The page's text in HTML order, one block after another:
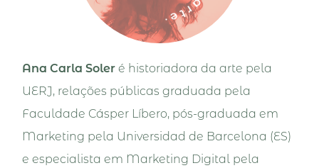
Ana Carla Soler é historiadora da arte pela
UERJ, relações públicas graduada pela
Faculdade Cásper Líbero, pós-graduada em
Marketing pela Universidad de Barcelona (ES)
e especialista em Marketing Digital pela